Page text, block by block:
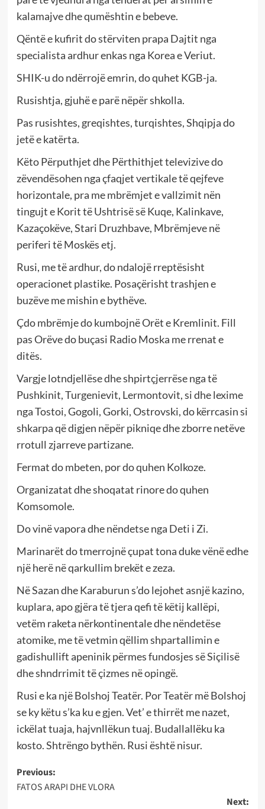
kalamajve dhe qumështin e bebeve.
Qëntë e kufirit do stërviten prapa Dajtit nga
specialista ardhur enkas nga Korea e Veriut.
SHIK-u do ndërrojë emrin, do quhet KGB-ja.
Rusishtja, gjuhë e parë nëpër shkolla.
Pas rusishtes, greqishtes, turqishtes, Shqipja do
jetë e katërta.
Këto Përputhjet dhe Përthithjet televizive do
zëvendësohen nga çfaqjet vertikale të qejfeve
horizontale, pra me mbrëmjet e vallzimit nën
tingujt e Korit të Ushtrisë së Kuqe, Kalinkave,
Kazaçokëve, Stari Druzhbave, Mbrëmjeve në
periferi të Moskës etj.
Rusi, me të ardhur, do ndalojë rreptësisht
operacionet plastike. Posaçërisht trashjen e
buzëve me mishin e bythëve.
Çdo mbrëmje do kumbojnë Orët e Kremlinit. Fill
pas Orëve do buçasi Radio Moska me rrenat e
ditës.
Vargje lotndjellëse dhe shpirtçjerrëse nga të
Pushkinit, Turgenievit, Lermontovit, si dhe lexime
nga Tostoi, Gogoli, Gorki, Ostrovski, do kërrcasin si
shkarpa që digjen nëpër pikniqe dhe zborre netëve
rrotull zjarreve partizane.
Fermat do mbeten, por do quhen Kolkoze.
Organizatat dhe shoqatat rinore do quhen
Komsomole.
Do vinë vapora dhe nëndetse nga Deti i Zi.
Marinarët do tmerrojnë çupat tona duke vënë edhe
një herë në qarkullim brekët e zeza.
Në Sazan dhe Karaburun s’do lejohet asnjë kazino,
kuplara, apo gjëra të tjera qefi të këtij kallëpi,
vetëm raketa nërkontinentale dhe nëndetëse
atomike, me të vetmin qëllim shpartallimin e
gadishullift apeninik përmes fundosjes së Siçilisë
dhe shndrrimit të çizmes në opingë.
Rusi e ka një Bolshoj Teatër. Por Teatër më Bolshoj
se ky këtu s’ka ku e gjen. Vet’ e thirrët me nazet,
ickëlat tuaja, hajvnllëkun tuaj. Budallallëku ka
kosto. Shtrëngo bythën. Rusi është nisur.
Post
navigation
Previous:
FATOS ARAPI DHE VLORA
Next: